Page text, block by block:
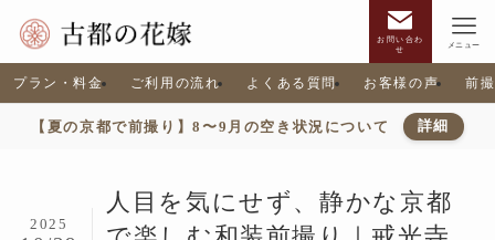
お問い合わ
せ
メニュー
プラン・料金 ご利用の流れ よくある質問 お客様の声 前
【夏の京都で前撮り】8〜9月の空き状況について 詳細
人目を気にせず、静かな京都
2025